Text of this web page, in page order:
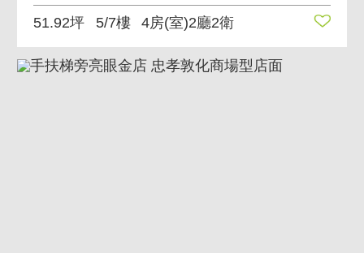
51.92坪 5/7樓 4房(室)2廳2衛